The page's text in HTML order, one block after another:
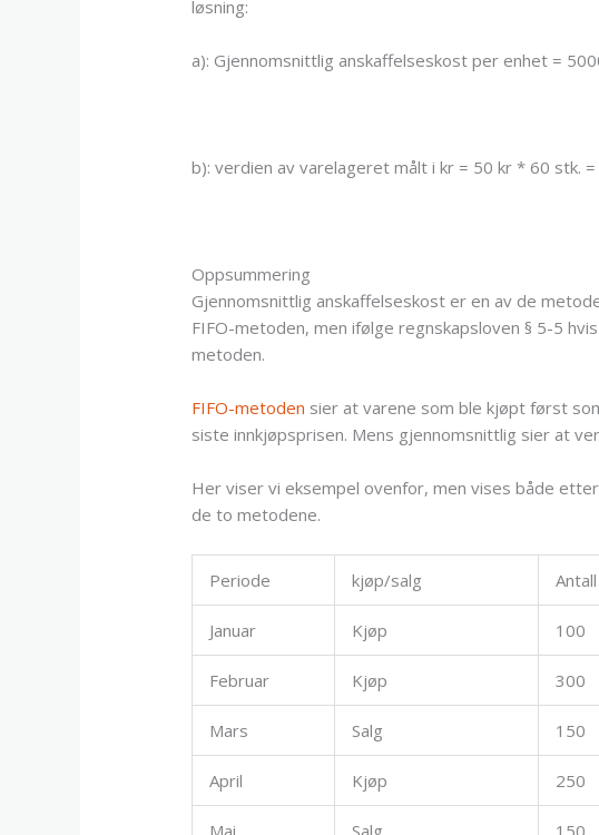
løsning:
a): Gjennomsnittlig anskaffelseskost per enhet =
b): verdien av varelageret målt i kr = 50 kr * 60 stk.
Oppsummering
Gjennomsnittlig anskaffelseskost er en av de
FIFO-metoden, men ifølge regnskapsloven § 5-5
metoden.
FIFO-metoden sier at varene som ble kjøpt først
siste innkjøpsprisen. Mens gjennomsnittlig sier at
Her viser vi eksempel ovenfor, men vises både
de to metodene.
Periode kjøp/salg
Januar Kjøp 100
Februar Kjøp 300
Mars Salg 150
April Kjøp 250
Mai Salg 150